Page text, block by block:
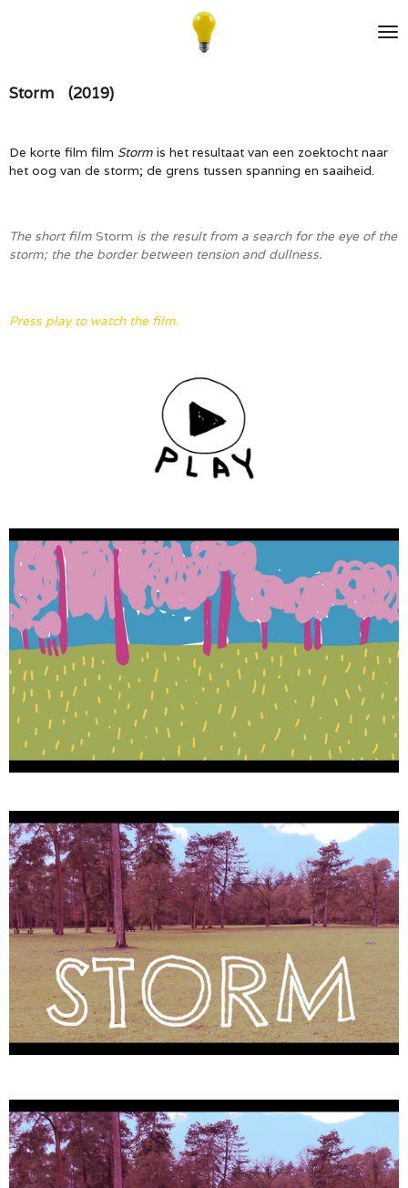
de
Storm (2019)
De korte film film Storm is het resultaat van een zoektocht naar
het oog van de storm; de grens tussen spanning en saaiheid.
The short film Storm is the result from a search for the eye of the
storm; the the border between tension and dullness.
Press play to watch the film.